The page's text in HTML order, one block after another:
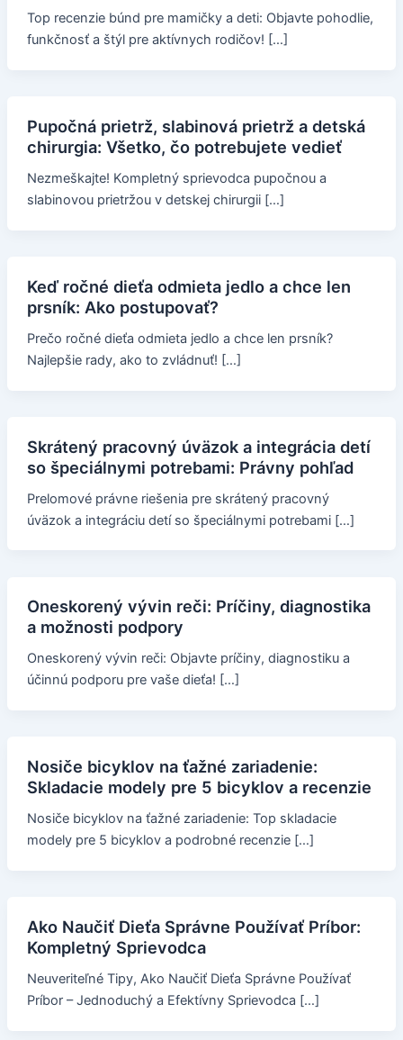
Top recenzie búnd pre mamičky a deti: Objavte pohodlie,
funkčnosť a štýl pre aktívnych rodičov! […]
Pupočná prietrž, slabinová prietrž a detská
chirurgia: Všetko, čo potrebujete vedieť
Nezmeškajte! Kompletný sprievodca pupočnou a
slabinovou prietržou v detskej chirurgii […]
Keď ročné dieťa odmieta jedlo a chce len
prsník: Ako postupovať?
Prečo ročné dieťa odmieta jedlo a chce len prsník?
Najlepšie rady, ako to zvládnuť! […]
Skrátený pracovný úväzok a integrácia detí
so špeciálnymi potrebami: Právny pohľad
Prelomové právne riešenia pre skrátený pracovný
úväzok a integráciu detí so špeciálnymi potrebami […]
Oneskorený vývin reči: Príčiny, diagnostika
a možnosti podpory
Oneskorený vývin reči: Objavte príčiny, diagnostiku a
účinnú podporu pre vaše dieťa! […]
Nosiče bicyklov na ťažné zariadenie:
Skladacie modely pre 5 bicyklov a recenzie
Nosiče bicyklov na ťažné zariadenie: Top skladacie
modely pre 5 bicyklov a podrobné recenzie […]
Ako Naučiť Dieťa Správne Používať Príbor:
Kompletný Sprievodca
Neuveriteľné Tipy, Ako Naučiť Dieťa Správne Používať
Príbor – Jednoduchý a Efektívny Sprievodca […]